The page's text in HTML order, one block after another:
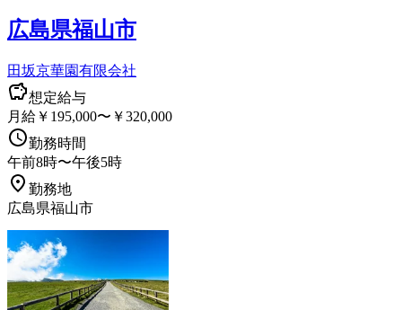
広島県福山市
田坂京華園有限会社
想定給与
月給￥195,000〜￥320,000
勤務時間
午前8時〜午後5時
勤務地
広島県福山市